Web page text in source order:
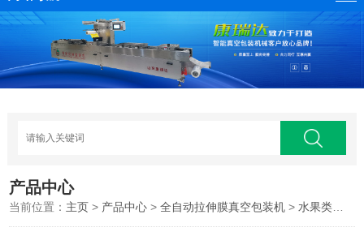
产品中心
当前位置： 主页 > 产品中心 >全自动拉伸膜真空包装机 >水果类拉伸膜包装机